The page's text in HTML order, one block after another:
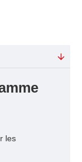
les